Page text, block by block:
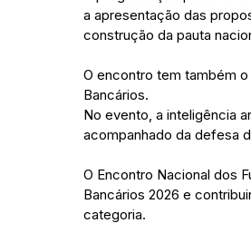
a apresentação das
construção da pauta
O encontro tem também
Bancários.
No evento, a inteligência
acompanhado da defesa
O Encontro Nacional dos
Bancários 2026 e
categoria.